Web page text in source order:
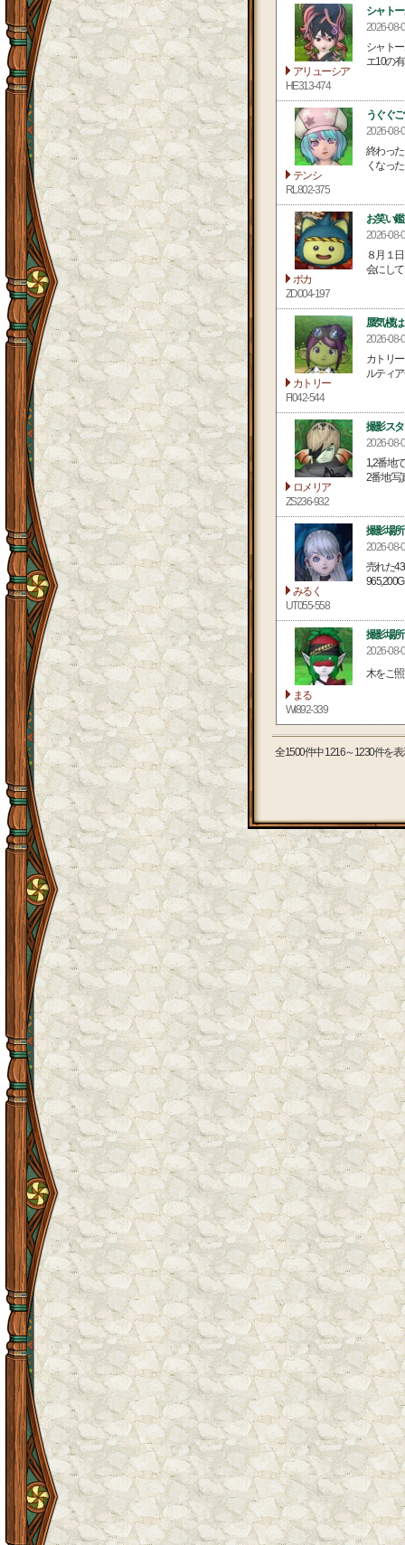
アリューシア
HE313-474
シャト
2026-08-
シャト
エ10の
テンシ
RL802-375
うぐぐ
2026-08-
終わっ
くなっ
ポカ
ZD004-197
お笑い
2026-08-
８月１
会にし
カトリー
FI042-544
蜃気楼
2026-
カトリ
ルティ
ロメリア
ZS236-932
撮影ス
2026-08-
1,2番地
2番地:
みるく
UT055-558
撮影場
2026-08-
売れた
まる
WI892-339
撮影場
2026-08-
木をご
全1500件中 1216～1230件を表